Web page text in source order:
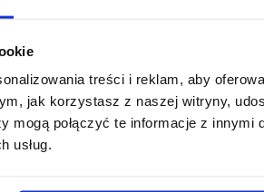
treści i reklam, aby
jak korzystasz z naszej witryny,
mogą połączyć te informacje z innymi
usług.